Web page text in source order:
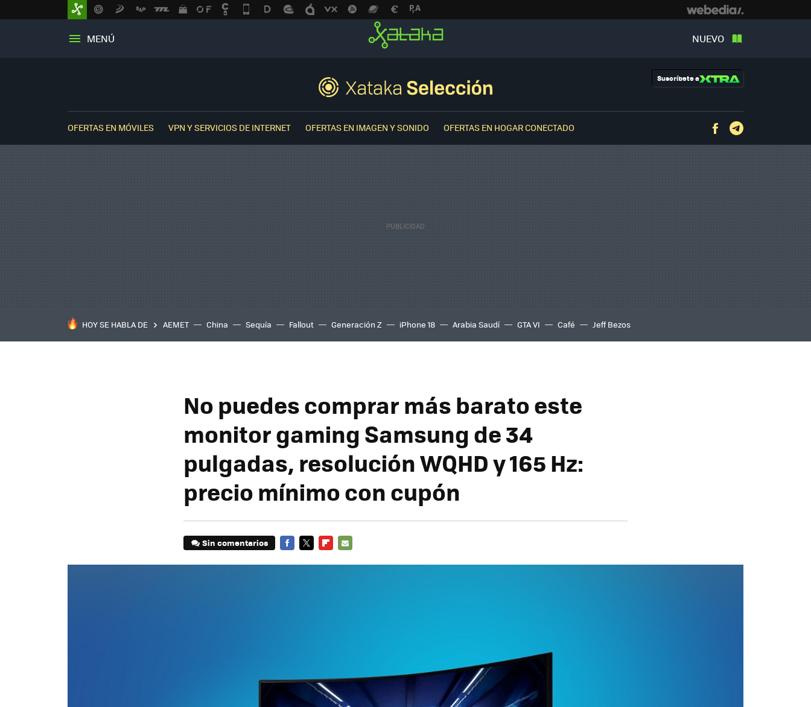
MENÚ NUEVO
Suscríbete a
OFERTAS EN MÓVILES VPN Y SERVICIOS DE INTERNET OFERTAS EN IMAGEN Y SONIDO OFERTAS EN HOGAR CONECTADO Facebook
HOY SE HABLA DE AEMET China Sequía Fallout Generación Z iPhone 18 Arabia Saudí GTA VI Café Jeff Bezos
No puedes comprar más barato este
monitor gaming Samsung de 34
pulgadas, resolución WQHD y 165 Hz:
precio mínimo con cupón
Sin comentarios